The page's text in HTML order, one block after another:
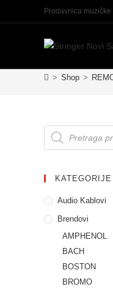
Prodavnica
> Shop >
Audio Kablovi
Brendovi
AMPHENOL
BACH
BOSTON
BROMO